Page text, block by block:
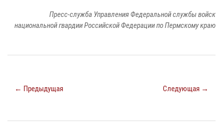
Пресс-служба Управления Федеральной службы войск
национальной гвардии Российской Федерации по Пермскому краю
← Предыдущая Следующая →